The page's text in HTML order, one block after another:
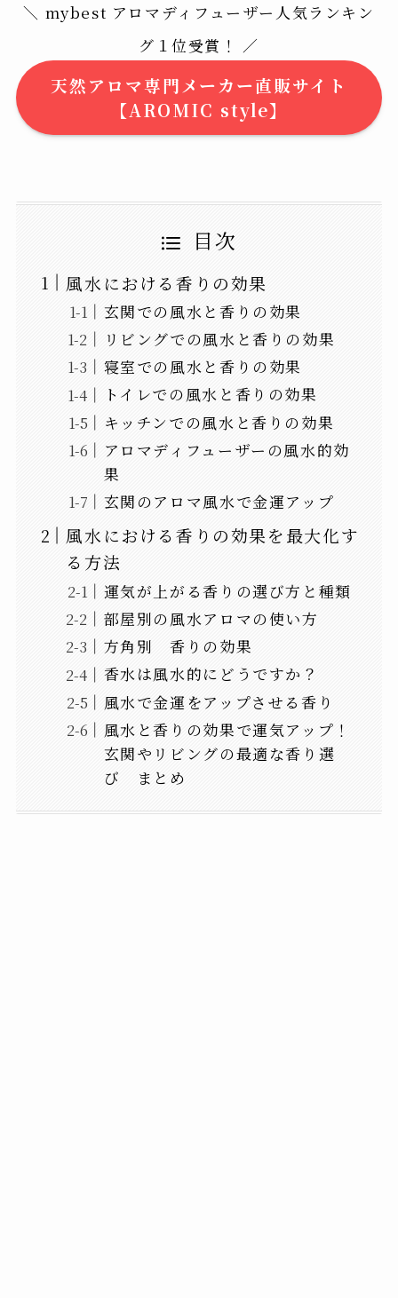
＼ mybest アロマディフューザー人気ランキン
グ１位受賞！ ／
天然アロマ専門メーカー直販サイト
【AROMIC style】
目次
風水における香りの効果
玄関での風水と香りの効果
リビングでの風水と香りの効果
寝室での風水と香りの効果
トイレでの風水と香りの効果
キッチンでの風水と香りの効果
アロマディフューザーの風水的効
果
玄関のアロマ風水で金運アップ
風水における香りの効果を最大化す
る方法
運気が上がる香りの選び方と種類
部屋別の風水アロマの使い方
方角別 香りの効果
香水は風水的にどうですか？
風水で金運をアップさせる香り
風水と香りの効果で運気アップ！
玄関やリビングの最適な香り選
び まとめ